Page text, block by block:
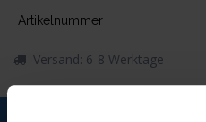
Artikelnummer
Versand: 6-8 Werktage